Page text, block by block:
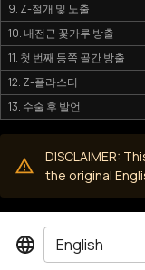
9. Z-절개 및 노출
10. 내전근 꽃가루 방출
11. 첫 번째 등쪽 골간 방출
12. Z-플라스티
13. 수술 후 발언
DISCLAIMER:
the original
English